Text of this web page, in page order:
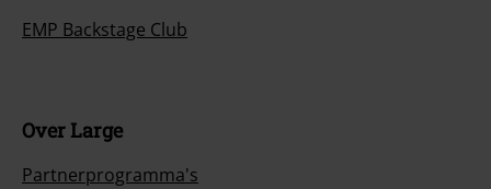
EMP Backstage Club
Over Large
Partnerprogramma's